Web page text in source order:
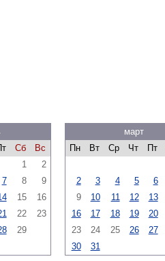
Сб
Вс
1
2
7 8
9
15
16
22
23
29
март
Пн
Вт Ср Чт Пт
2
3 4 5 6
9
10 11 12 13
16
17 18 19 20
23
24 25 26 27
30
31